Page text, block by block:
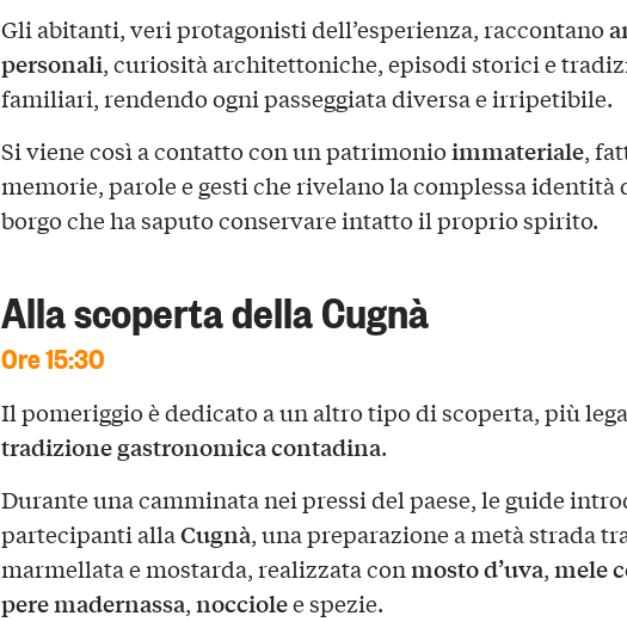
Gli abitanti, veri protagonisti dell’esperienza, raccontano
personali, curiosità architettoniche, episodi storici e
familiari, rendendo ogni passeggiata diversa e irripetibile.
Si viene così a contatto con un patrimonioimmateriale,
memorie, parole e gesti che rivelano la complessa identità
borgo che ha saputo conservare intatto il proprio spirito.
Alla scoperta della Cugnà
Ore 15:30
Il pomeriggio è dedicato a un altro tipo di scoperta, più
tradizione gastronomica contadina.
Durante una camminata nei pressi del paese, le guide
partecipanti allaCugnà, una preparazione a metà strada
marmellata e mostarda, realizzata conmosto d’uva,mele
pere madernassa,nocciolee spezie.